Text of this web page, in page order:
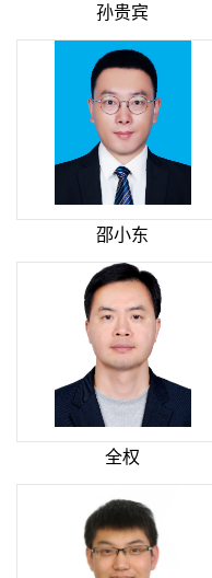
孙贵宾
邵小东
全权